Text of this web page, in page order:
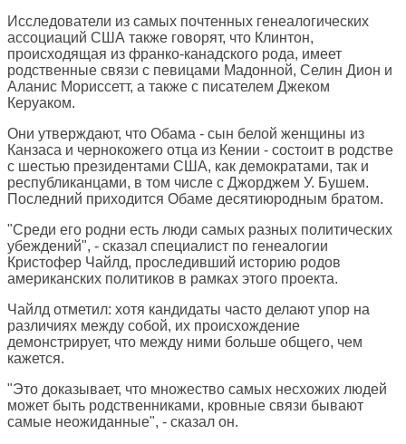
Исследователи из самых почтенных генеалогических
ассоциаций США также говорят, что Клинтон,
происходящая из франко-канадского рода, имеет
родственные связи с певицами Мадонной, Селин Дион и
Аланис Мориссетт, а также с писателем Джеком
Керуаком.
Они утверждают, что Обама - сын белой женщины из
Канзаса и чернокожего отца из Кении - состоит в родстве
с шестью президентами США, как демократами, так и
республиканцами, в том числе с Джорджем У. Бушем.
Последний приходится Обаме десятиюродным братом.
"Среди его родни есть люди самых разных политических
убеждений", - сказал специалист по генеалогии
Кристофер Чайлд, проследивший историю родов
американских политиков в рамках этого проекта.
Чайлд отметил: хотя кандидаты часто делают упор на
различиях между собой, их происхождение
демонстрирует, что между ними больше общего, чем
кажется.
"Это доказывает, что множество самых несхожих людей
может быть родственниками, кровные связи бывают
самые неожиданные", - сказал он.